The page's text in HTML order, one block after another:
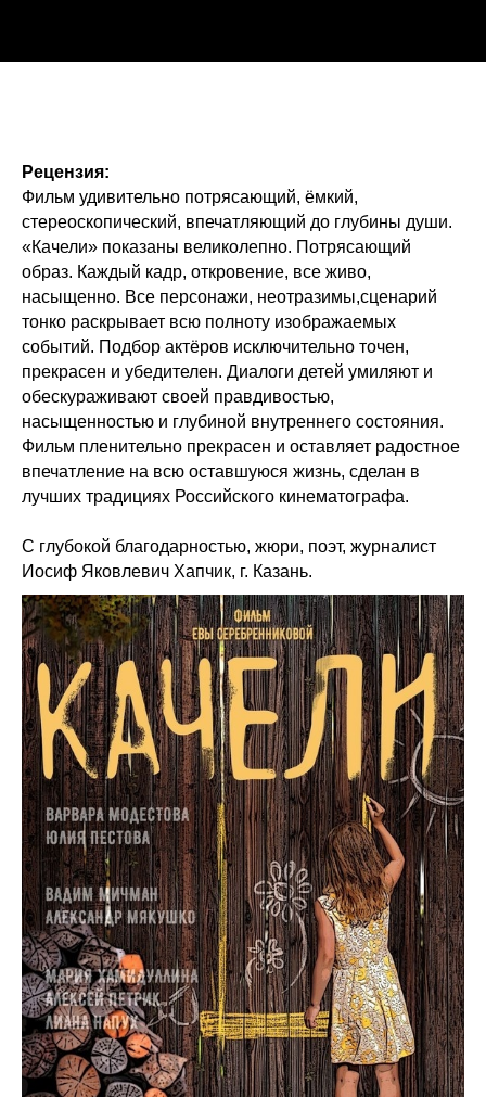
Рецензия:
Фильм удивительно потрясающий, ёмкий,
стереоскопический, впечатляющий до глубины души.
«Качели» показаны великолепно. Потрясающий
образ. Каждый кадр, откровение, все живо,
насыщенно. Все персонажи, неотразимы,сценарий
тонко раскрывает всю полноту изображаемых
событий. Подбор актёров исключительно точен,
прекрасен и убедителен. Диалоги детей умиляют и
обескураживают своей правдивостью,
насыщенностью и глубиной внутреннего состояния.
Фильм пленительно прекрасен и оставляет радостное
впечатление на всю оставшуюся жизнь, сделан в
лучших традициях Российского кинематографа.
С глубокой благодарностью, жюри, поэт, журналист
Иосиф Яковлевич Хапчик, г. Казань.